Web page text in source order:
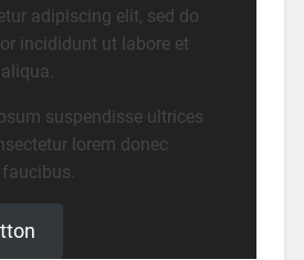
adipiscing elit, sed do
incididunt ut labore et
suspendisse ultrices
lorem donec